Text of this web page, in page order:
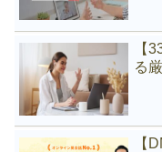
【
る
【